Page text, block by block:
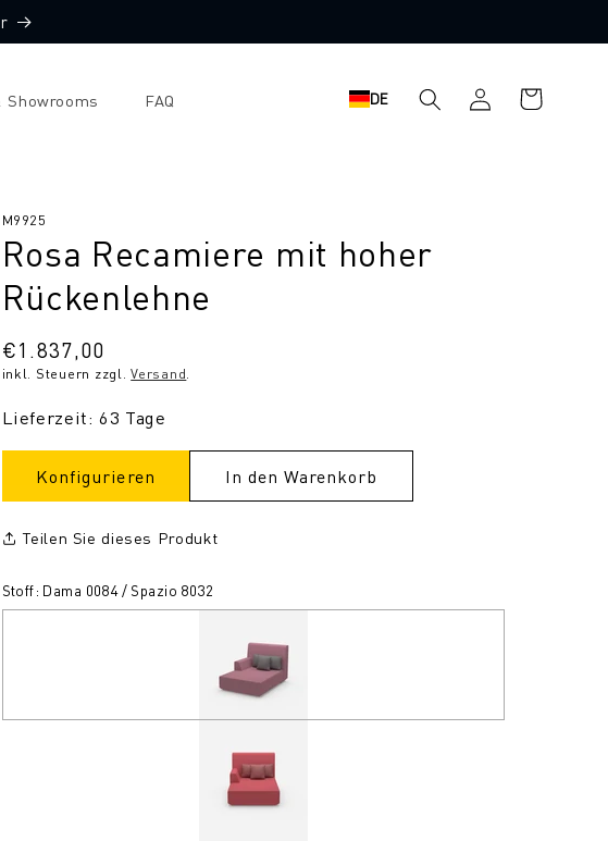
Showrooms FAQ DE EinloggenWarenkorb
SKU:
M9925
Rosa Recamiere mit hoher
Rückenlehne
Normaler
Preis
€1.837,00
inkl. Steuern zzgl.Versand.
Lieferzeit: 63 Tage
Konfigurieren In den Warenkorb
Teilen Sie dieses Produkt
Stoff: Dama 0084 / Spazio 8032